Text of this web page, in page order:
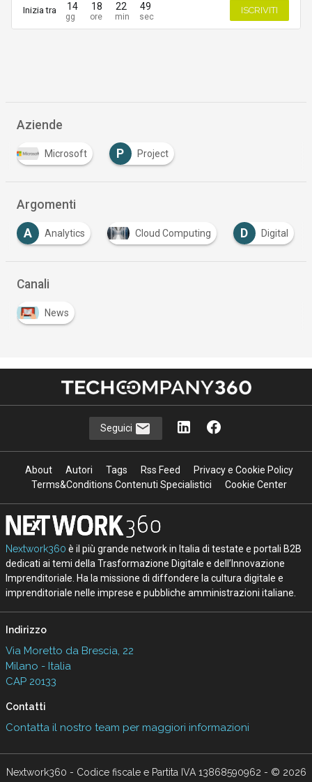
Inizia tra 14 18 22 49 ISCRIVITI
Aziende
Microsoft P Project
Argomenti
Analytics Cloud Computing D Digital I
Canali
News
Seguici
About Autori Tags Rss Feed
Privacy e Cookie Policy
Terms&Conditions Contenuti Specialistici
Cookie Center
Nextwork360 è il più grande network in Italia di testate e portali B2B
dedicati ai temi della Trasformazione Digitale e dell’Innovazione
Imprenditoriale. Ha la missione di diffondere la cultura digitale e
imprenditoriale nelle imprese e pubbliche amministrazioni italiane.
Indirizzo
Via Moretto da Brescia, 22
Milano - Italia
CAP 20133
Contatti
Contatta il nostro team per maggiori informazioni
Nextwork360 - Codice fiscale e Partita IVA 13868590962 - © 2026